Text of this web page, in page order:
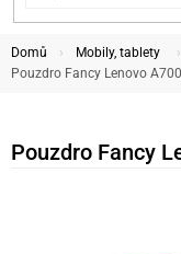
Domů Mobily, tablety
Pouzdro Fancy Lenovo
Pouzdro Fancy